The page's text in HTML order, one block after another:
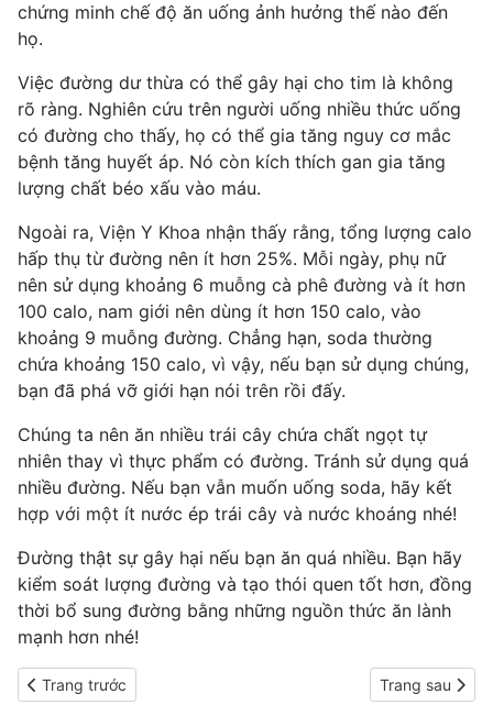
chứng minh chế độ ăn uống ảnh hưởng thế nào đến
họ.
Việc đường dư thừa có thể gây hại cho tim là không
rõ ràng. Nghiên cứu trên người uống nhiều thức uống
có đường cho thấy, họ có thể gia tăng nguy cơ mắc
bệnh tăng huyết áp. Nó còn kích thích gan gia tăng
lượng chất béo xấu vào máu.
Ngoài ra, Viện Y Khoa nhận thấy rằng, tổng lượng calo
hấp thụ từ đường nên ít hơn 25%. Mỗi ngày, phụ nữ
nên sử dụng khoảng 6 muỗng cà phê đường và ít hơn
100 calo, nam giới nên dùng ít hơn 150 calo, vào
khoảng 9 muỗng đường. Chẳng hạn, soda thường
chứa khoảng 150 calo, vì vậy, nếu bạn sử dụng chúng,
bạn đã phá vỡ giới hạn nói trên rồi đấy.
Chúng ta nên ăn nhiều trái cây chứa chất ngọt tự
nhiên thay vì thực phẩm có đường. Tránh sử dụng quá
nhiều đường. Nếu bạn vẫn muốn uống soda, hãy kết
hợp với một ít nước ép trái cây và nước khoáng nhé!
Đường thật sự gây hại nếu bạn ăn quá nhiều. Bạn hãy
kiểm soát lượng đường và tạo thói quen tốt hơn, đồng
thời bổ sung đường bằng những nguồn thức ăn lành
mạnh hơn nhé!
Previous article: Lợi ích của bữa sáng đối với sức khỏe của bạn
Trang trước Next article:
Trang sau